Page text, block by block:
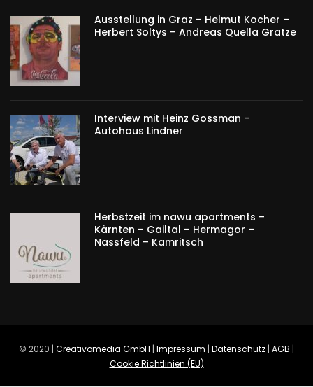
Ausstellung in Graz – Helmut Kocher –
Herbert Soltys – Andreas Quella Gratze
Interview mit Heinz Gossman –
Autohaus Lindner
Herbstzeit im nawu apartments –
Kärnten – Gailtal – Hermagor –
Nassfeld – Kamritsch
© 2020 | Creativomedia GmbH | Impressum | Datenschutz | AGB |
Cookie Richtlinien (EU)